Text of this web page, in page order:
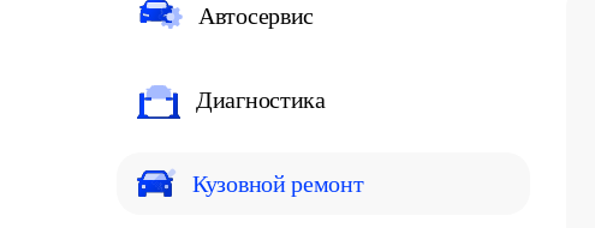
Автосервис
Диагностика
Кузовной ремонт